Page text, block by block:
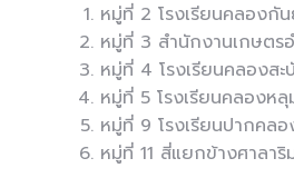
หมู่ที่ 2 โรงเรียนคลองกั
หมู่ที่ 3 สำนักงานเกษตร
หมู่ที่ 4 โรงเรียนคลองสะ
หมู่ที่ 5 โรงเรียนคลองห
หมู่ที่ 9 โรงเรียนปากคล
หมู่ที่ 11 สี่แยกข้างศาลาริ